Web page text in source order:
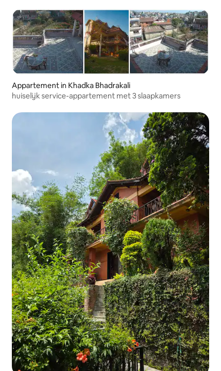
Appartement in Khadka Bhadrakali
huiselijk service-appartement met 3 slaapkamers